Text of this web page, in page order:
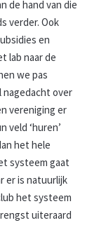
de hand van die
verder. Ook
en
lab naar de
we pas
nagedacht over
vereniging er
veld ‘huren’
het hele
systeem gaat
er is natuurlijk
het systeem
uiteraard